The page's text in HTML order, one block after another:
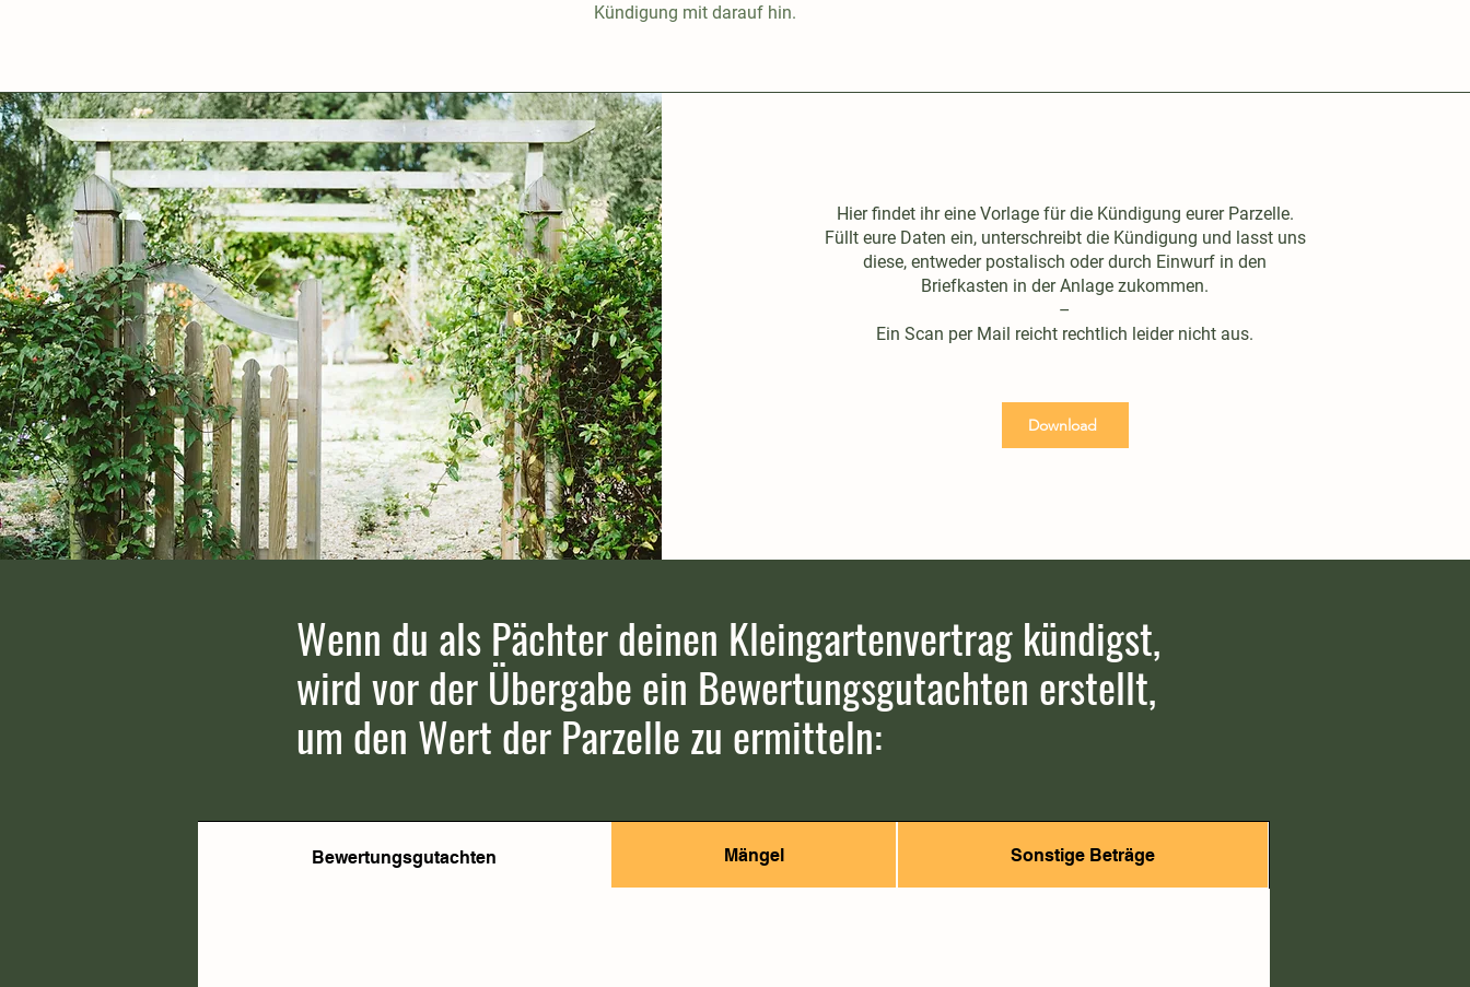
Kündigung mit darauf hin.
Hier findet ihr eine Vorlage für die Kündigung eurer Parzelle.
Füllt eure Daten ein, unterschreibt die Kündigung und lasst uns
diese, entweder postalisch oder durch Einwurf in den
Briefkasten in der Anlage zukommen.
–
Ein Scan per Mail reicht rechtlich leider nicht aus.
Download
Wenn du als Pächter deinen Kleingartenvertrag kündigst,
wird vor der Übergabe ein Bewertungsgutachten erstellt,
um den Wert der Parzelle zu ermitteln:
Bewertungsgutachten Mängel Sonstige Beträge